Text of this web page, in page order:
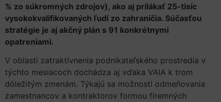
% zo súkromných zdrojov), ako aj prilákať 25-tisíc
vysokokvalifikovaných ľudí zo zahraničia. Súčasťou
stratégie je aj akčný plán s 91 konkrétnymi
opatreniami.
V oblasti zatraktívnenia podnikateľského prostredia v
týchto mesiacoch dochádza aj vďaka VAIA k trom
dôležitým zmenám. Týkajú sa možnosti odmeňovania
zamestnancov a kontraktorov formou firemných